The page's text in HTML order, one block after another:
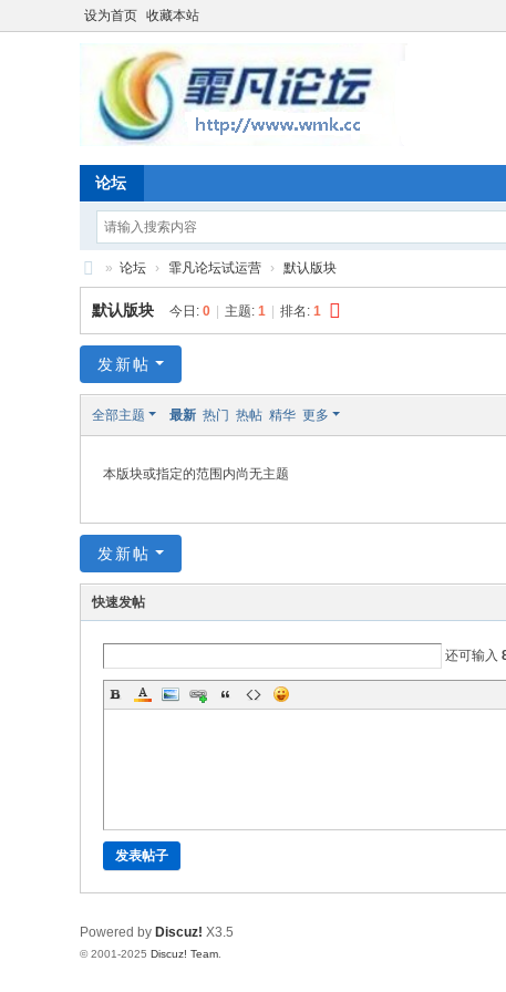
设为首页 收藏本站
论坛
霏
凡
坛
!
oa
rd
» 论坛 › 霏凡论坛试运营 › 默认版块
默认版块 今日: 0 主题: 1 排名: 1
发新帖
全部主题 最新 热门 热帖 精华 更多
本版块或指定的范围内尚无主题
发新帖
快速发帖
还可输入
发表帖子
Powered by Discuz! X3.5
© 2001-2025 Discuz! Team